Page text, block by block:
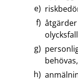
behövas,